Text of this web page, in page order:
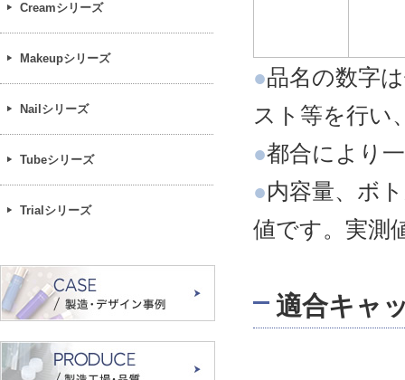
●品名の数字
スト等を行い
●都合により
●内容量、ボ
値です。実測
適合キャ
Creamシリーズ
Makeupシリーズ
Nailシリーズ
Tubeシリーズ
Trialシリーズ